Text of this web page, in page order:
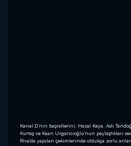
Kanal D’nin başrollerini; Hazal Kaya, Aslı
Kurtaş ve Kaan Urgancıoğlu’nun paylaştıkları
Riva’da yapılan çekimlerinde oldukça zorlu anlar